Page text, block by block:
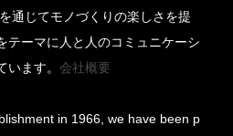
通じてモノづくりの楽しさを提
テーマに人と人のコミュニケーシ
います。会社概要
in 1966, we have been p